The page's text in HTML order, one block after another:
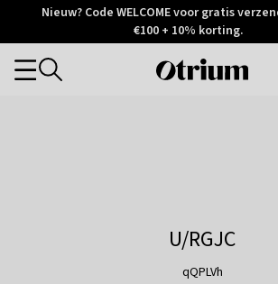
Otrium
Trustpilot
Nieuw? Code WELCOME voor gratis
€100 + 10% korting.
Otrium
Categories
U/RGJC
qQPLVh